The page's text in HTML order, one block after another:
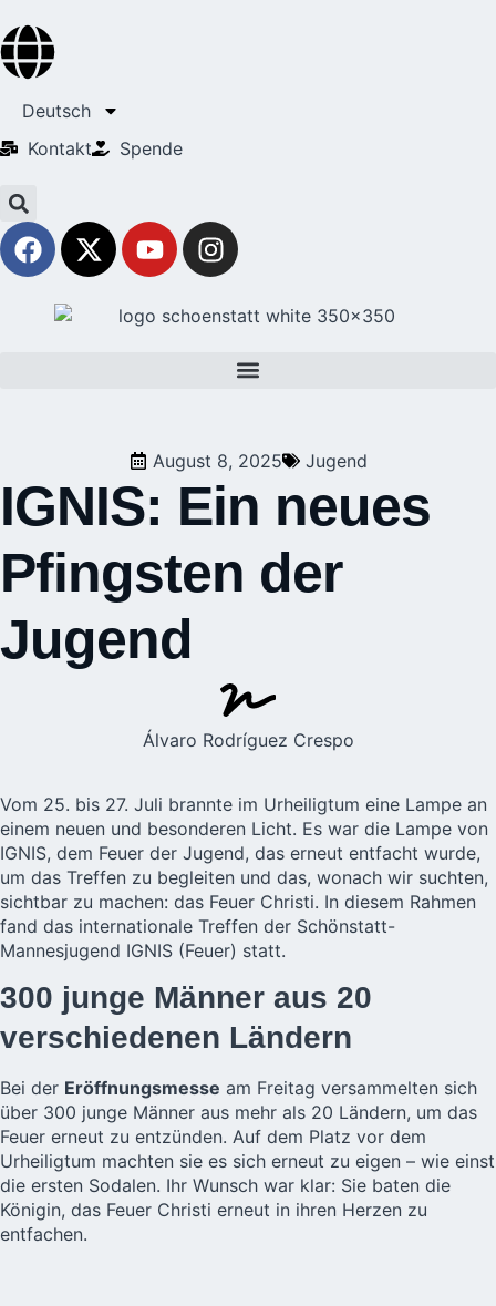
Deutsch
Kontakt
Spende
August 8, 2025 Jugend
IGNIS: Ein neues
Pfingsten der
Jugend
Álvaro Rodríguez Crespo
Vom 25. bis 27. Juli brannte im Urheiligtum eine Lampe an
einem neuen und besonderen Licht. Es war die Lampe von
IGNIS, dem Feuer der Jugend, das erneut entfacht wurde,
um das Treffen zu begleiten und das, wonach wir suchten,
sichtbar zu machen: das Feuer Christi. In diesem Rahmen
fand das internationale Treffen der Schönstatt-
Mannesjugend IGNIS (Feuer) statt.
300 junge Männer aus 20
verschiedenen Ländern
Bei der Eröffnungsmesse am Freitag versammelten sich
über 300 junge Männer aus mehr als 20 Ländern, um das
Feuer erneut zu entzünden. Auf dem Platz vor dem
Urheiligtum machten sie es sich erneut zu eigen – wie einst
die ersten Sodalen. Ihr Wunsch war klar: Sie baten die
Königin, das Feuer Christi erneut in ihren Herzen zu
entfachen.